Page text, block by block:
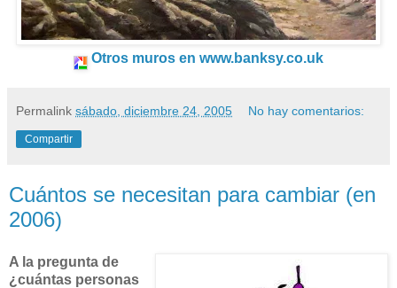
Otros muros en www.banksy.co.uk
Permalink sábado, diciembre 24, 2005 No hay comentarios:
Compartir
Cuántos se necesitan para cambiar (en
2006)
A la pregunta de
¿cuántas personas